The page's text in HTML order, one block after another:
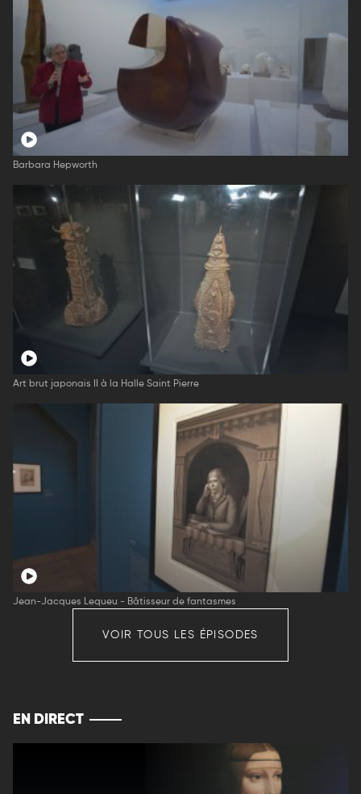
Barbara Hepworth
Art brut japonais II à la Halle Saint Pierre
Jean-Jacques Lequeu - Bâtisseur de fantasmes
VOIR TOUS LES ÉPISODES
EN DIRECT